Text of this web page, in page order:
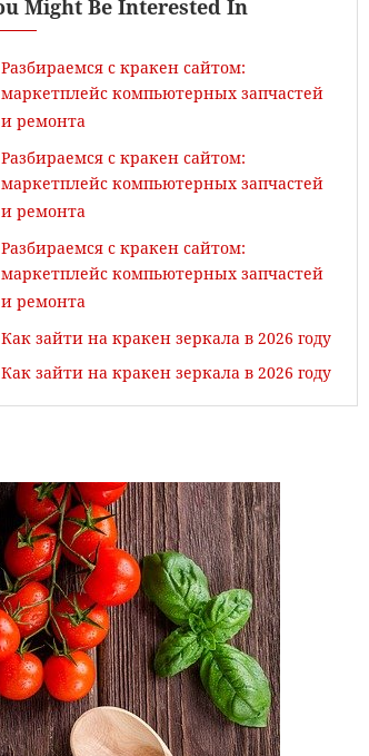
Might Be Interested In
Разбираемся с кракен сайтом:
маркетплейс компьютерных запчастей
и ремонта
Разбираемся с кракен сайтом:
маркетплейс компьютерных запчастей
и ремонта
Разбираемся с кракен сайтом:
маркетплейс компьютерных запчастей
и ремонта
Как зайти на кракен зеркала в 2026 году
Как зайти на кракен зеркала в 2026 году
Học Viết Theo Yêu Cầu